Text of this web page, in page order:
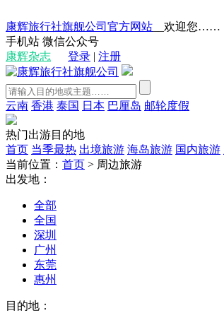
康辉旅行社旗舰公司官方网站 __欢迎您……
手机站 微信公众号
康辉杂志
登录 | 注册
云南 香港 泰国 日本 巴厘岛 邮轮度假
热门出游目的地
首页 当季最热 出境旅游 海岛旅游 国内旅游
当前位置： 首页 > 周边旅游
出发地：
全部
全国
深圳
广州
东莞
惠州
目的地：